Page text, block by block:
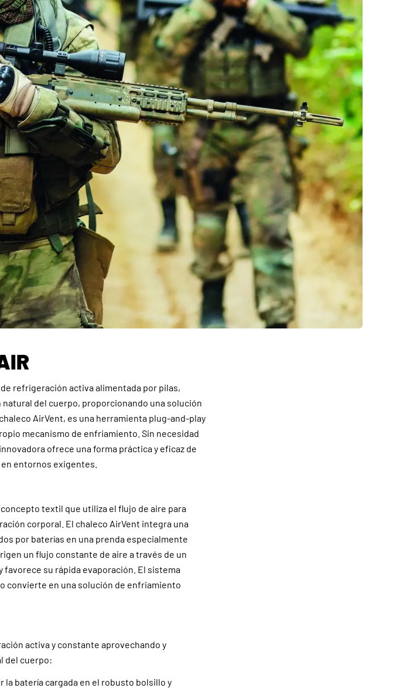
refrigeración activa alimentada por pilas,
del cuerpo, proporcionando una solución
AirVent, es una herramienta plug-and-play
mecanismo de enfriamiento. Sin necesidad
ofrece una forma práctica y eficaz de
entornos exigentes.
concepto textil que utiliza el flujo de aire para
corporal. El chaleco AirVent integra una
por baterías en una prenda especialmente
un flujo constante de aire a través de un
favorece su rápida evaporación. El sistema
convierte en una solución de enfriamiento
activa y constante aprovechando y
del cuerpo:
batería cargada en el robusto bolsillo y